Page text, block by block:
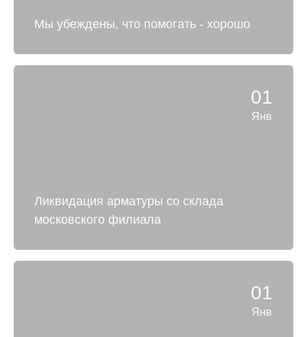
Мы убеждены, что помогать - хорошо
01
Янв
Ликвидация арматуры со склада
московского филиала
01
Янв